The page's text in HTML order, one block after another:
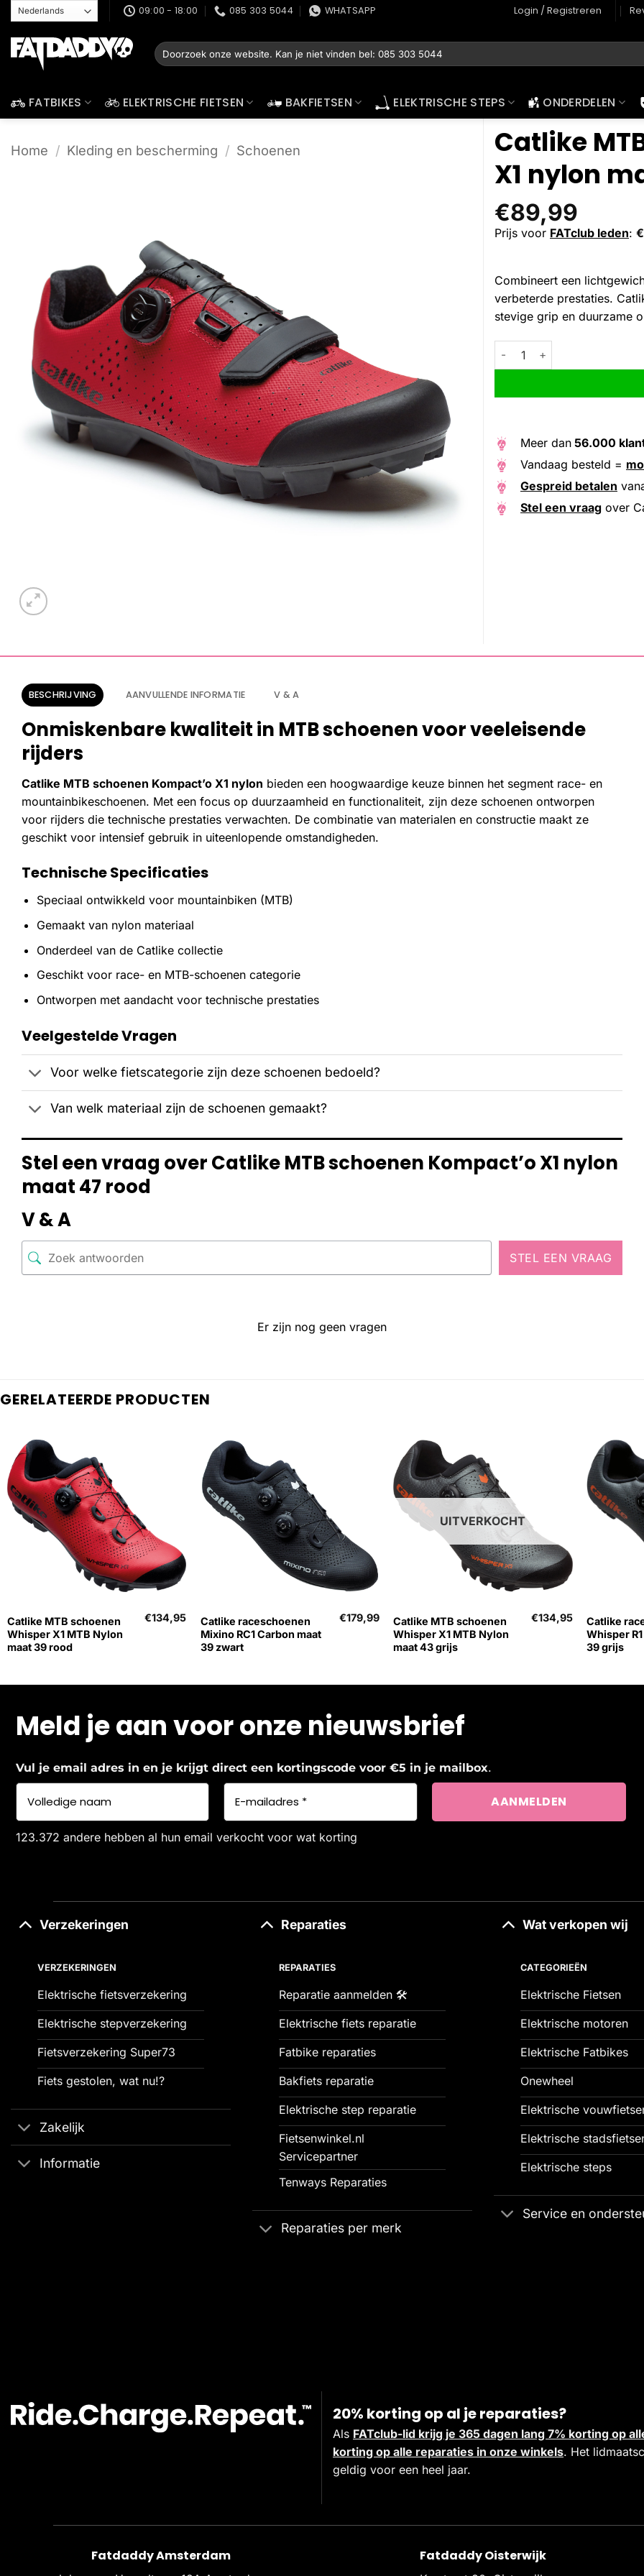
naar
inhoud
09:00 - 18:00 085 303 5044 WHATSAPP Login / Registreren
Zoeken
naar:
FATBIKES ELEKTRISCHE FIETSEN BAKFIETSEN ELEKTRISCHE STEPS ONDERDELEN
Home / Kleding en bescherming / Schoenen
Catlike
X1 nylon
€89,99
Prijs voor FATclub leden: €
Combineert een
verbeterde prestaties.
stevige grip en duurzame
Catlike MTB schoenen
Alternative:
Meer dan 56.000
Vandaag besteld =
Gespreid betalen
Stel een vraag over
BESCHRIJVING AANVULLENDE INFORMATIE V & A
Onmiskenbare kwaliteit in MTB schoenen voor veeleisende
rijders
Catlike MTB schoenen Kompact’o X1 nylon bieden een hoogwaardige keuze binnen het segment race- en
mountainbikeschoenen. Met een focus op duurzaamheid en functionaliteit, zijn deze schoenen ontworpen
voor rijders die technische prestaties verwachten. De combinatie van materialen en constructie maakt ze
geschikt voor intensief gebruik in uiteenlopende omstandigheden.
Technische Specificaties
Speciaal ontwikkeld voor mountainbiken (MTB)
Gemaakt van nylon materiaal
Onderdeel van de Catlike collectie
Geschikt voor race- en MTB-schoenen categorie
Ontworpen met aandacht voor technische prestaties
Veelgestelde Vragen
Voor welke fietscategorie zijn deze schoenen bedoeld?
Van welk materiaal zijn de schoenen gemaakt?
Stel een vraag over Catlike MTB schoenen Kompact’o X1 nylon
maat 47 rood
V & A
STEL EEN VRAAG
Er zijn nog geen vragen
GERELATEERDE PRODUCTEN
Catlike MTB schoenen
Whisper X1 MTB Nylon
maat 39 rood
€134,95
Catlike raceschoenen
Mixino RC1 Carbon maat
39 zwart
€179,99
UITVERKOCHT
Catlike MTB schoenen
Whisper X1 MTB Nylon
maat 43 grijs
€134,95
Catlike
Whisper
39 grijs
Meld je aan voor onze nieuwsbrief
Vul je email adres in en je krijgt direct een kortingscode voor €5 in je mailbox.
123.372 andere hebben al hun email verkocht voor wat korting
Verzekeringen
VERZEKERINGEN
Elektrische fietsverzekering
Elektrische stepverzekering
Fietsverzekering Super73
Fiets gestolen, wat nu!?
Zakelijk
Informatie
Reparaties
REPARATIES
Reparatie aanmelden 🛠️
Elektrische fiets reparatie
Fatbike reparaties
Bakfiets reparatie
Elektrische step reparatie
Fietsenwinkel.nl
Servicepartner
Tenways Reparaties
Reparaties per merk
Wat verkopen wij
CATEGORIEËN
Elektrische Fietsen
Elektrische motoren
Elektrische Fatbikes
Onewheel
Elektrische
Elektrische
Elektrische steps
Service en
20% korting op al je reparaties?
Als FATclub-lid krijg je 365 dagen lang 7% korting op
korting op alle reparaties in onze winkels. Het
geldig voor een heel jaar.
Fatdaddy Amsterdam Fatdaddy Oisterwijk